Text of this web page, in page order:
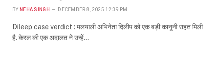
BY NEHA SINGH DECEMBER 8, 2025 12:39 PM
Dileep case verdict : मलयाली अभिनेता दिलीप को एक बड़ी कानूनी राहत मिली
है. केरल की एक अदालत ने उन्हें…